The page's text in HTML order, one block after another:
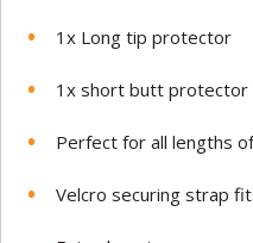
1x Long tip protector
1x short butt protector
Perfect for all lengths
Velcro securing strap